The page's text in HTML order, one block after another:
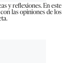
y reflexiones. En este
las opiniones de los